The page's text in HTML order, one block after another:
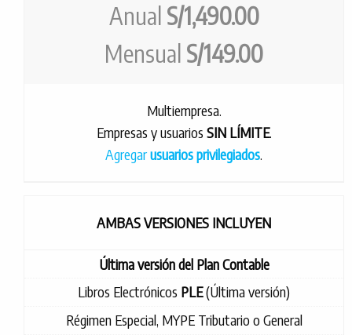
Anual S/1,490.00
Mensual S/149.00
Multiempresa.
Empresas y usuarios SIN LÍMITE.
Agregarusuarios privilegiados.
AMBAS VERSIONES INCLUYEN
Última versión del Plan Contable
Libros Electrónicos PLE(Última versión)
Régimen Especial, MYPE Tributario o General